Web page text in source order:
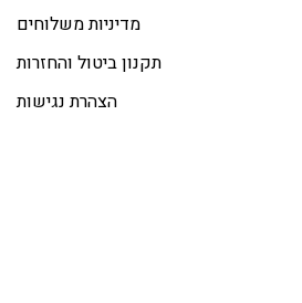
מדיניות משלוחים
תקנון ביטול והחזרות
הצהרת נגישות